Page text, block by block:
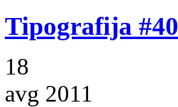
Tipografija #40
18
avg 2011